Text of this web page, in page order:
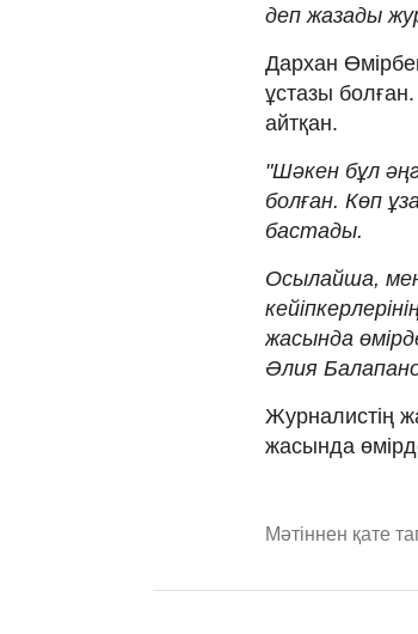
деп жазады
Дархан
ұстазы
айтқан.
"Шәкен бұл
болған. Көп
бастады.
Осылайша,
жасында
Әлия
Журналистің
жасында
Мәтіннен қате